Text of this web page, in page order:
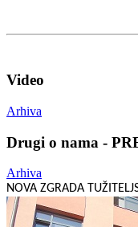
Video
Arhiva
Drugi o nama -
Arhiva
NOVA ZGRADA